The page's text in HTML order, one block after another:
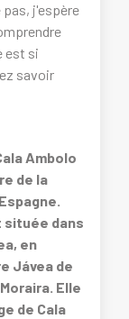
pas, j'espère
est si
savoir
Ambolo
de la
située dans
en
Jávea de
Elle
de Cala